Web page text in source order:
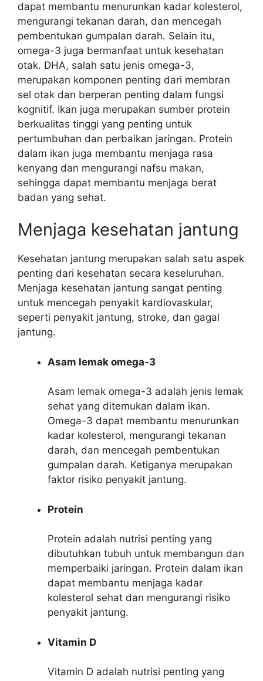
dapat membantu menurunkan kadar kolesterol,
mengurangi tekanan darah, dan mencegah
pembentukan gumpalan darah. Selain itu,
omega-3 juga bermanfaat untuk kesehatan
otak. DHA, salah satu jenis omega-3,
merupakan komponen penting dari membran
sel otak dan berperan penting dalam fungsi
kognitif. Ikan juga merupakan sumber protein
berkualitas tinggi yang penting untuk
pertumbuhan dan perbaikan jaringan. Protein
dalam ikan juga membantu menjaga rasa
kenyang dan mengurangi nafsu makan,
sehingga dapat membantu menjaga berat
badan yang sehat.
Menjaga kesehatan jantung
Kesehatan jantung merupakan salah satu aspek
penting dari kesehatan secara keseluruhan.
Menjaga kesehatan jantung sangat penting
untuk mencegah penyakit kardiovaskular,
seperti penyakit jantung, stroke, dan gagal
jantung.
Asam lemak omega-3
Asam lemak omega-3 adalah jenis lemak
sehat yang ditemukan dalam ikan.
Omega-3 dapat membantu menurunkan
kadar kolesterol, mengurangi tekanan
darah, dan mencegah pembentukan
gumpalan darah. Ketiganya merupakan
faktor risiko penyakit jantung.
Protein
Protein adalah nutrisi penting yang
dibutuhkan tubuh untuk membangun dan
memperbaiki jaringan. Protein dalam ikan
dapat membantu menjaga kadar
kolesterol sehat dan mengurangi risiko
penyakit jantung.
Vitamin D
Vitamin D adalah nutrisi penting yang